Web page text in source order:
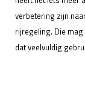
verbetering zijn
rijregeling. Die
dat veelvuldig